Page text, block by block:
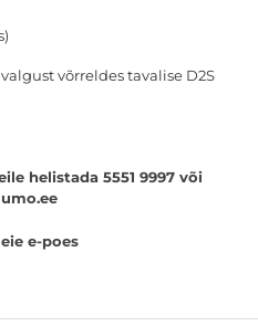
võrreldes tavalise D2S
helistada 5551 9997 või
e-poes